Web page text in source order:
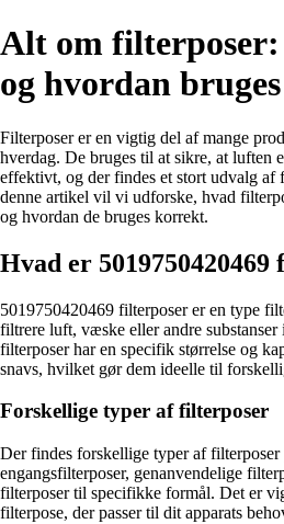
Alt om filterposer:
og hvordan
Filterposer er en vigtig del af mange
hverdag. De bruges til at sikre, at luften
effektivt, og der findes et stort udvalg af
denne artikel vil vi udforske, hvad
og hvordan de bruges korrekt.
Hvad er 5019750420469
5019750420469 filterposer er en type
filtrere luft, væske eller andre substanser
filterposer har en specifik størrelse og
snavs, hvilket gør dem ideelle til
Forskellige typer af filterposer
Der findes forskellige typer af filterposer
engangsfilterposer, genanvendelige
filterposer til specifikke formål. Det er
filterpose, der passer til dit apparats